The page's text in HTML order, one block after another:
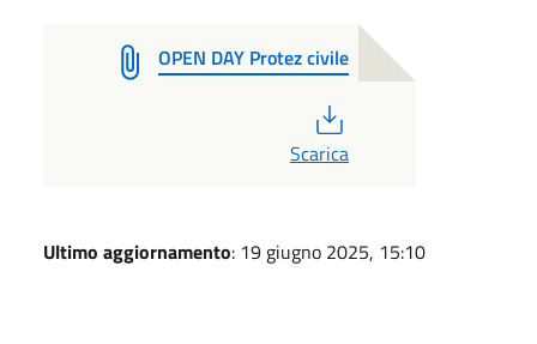
OPEN DAY Protez civile
Scarica
Ultimo aggiornamento: 19 giugno 2025, 15:10